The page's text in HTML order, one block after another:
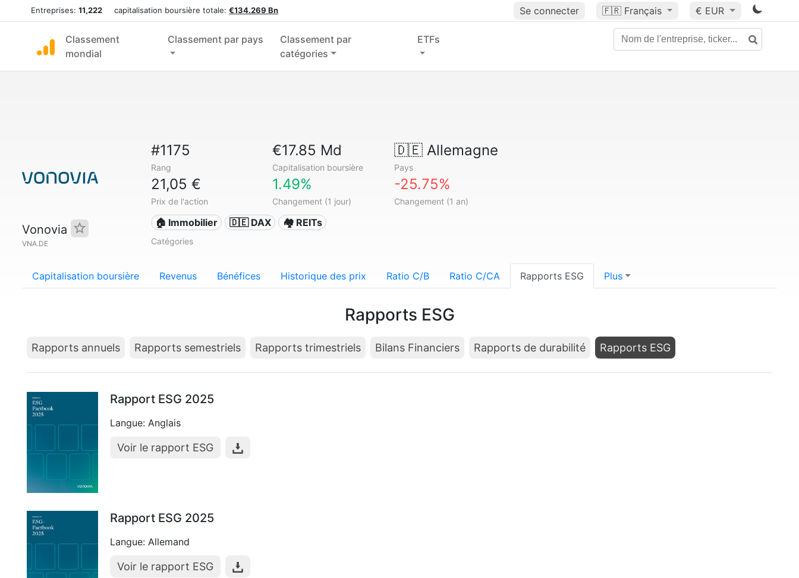
Entreprises: 11,222 capitalisation boursière totale: €134.269 Bn Se connecter 🇫🇷 Français € EUR
Classement
mondial
Classement par pays
Classement par
catégories
ETFs
Vonovia
VNA.DE
#1175
Rang
€17.85 Md
Capitalisation boursière
🇩🇪Allemagne
Pays
21,05 €
Prix de l'action
1.49%
Changement (1 jour)
-25.75%
Changement (1 an)
🏠 Immobilier 🇩🇪 DAX 🏘️ REITs
Catégories
Capitalisation boursière Revenus Bénéfices Historique des prix Ratio C/B Ratio C/CA Rapports ESG Plus
Rapports ESG
Rapports annuels Rapports semestriels Rapports trimestriels Bilans Financiers Rapports de durabilité Rapports ESG
Rapport ESG 2025
Langue: Anglais
Voir le rapport ESG
Rapport ESG 2025
Langue: Allemand
Voir le rapport ESG